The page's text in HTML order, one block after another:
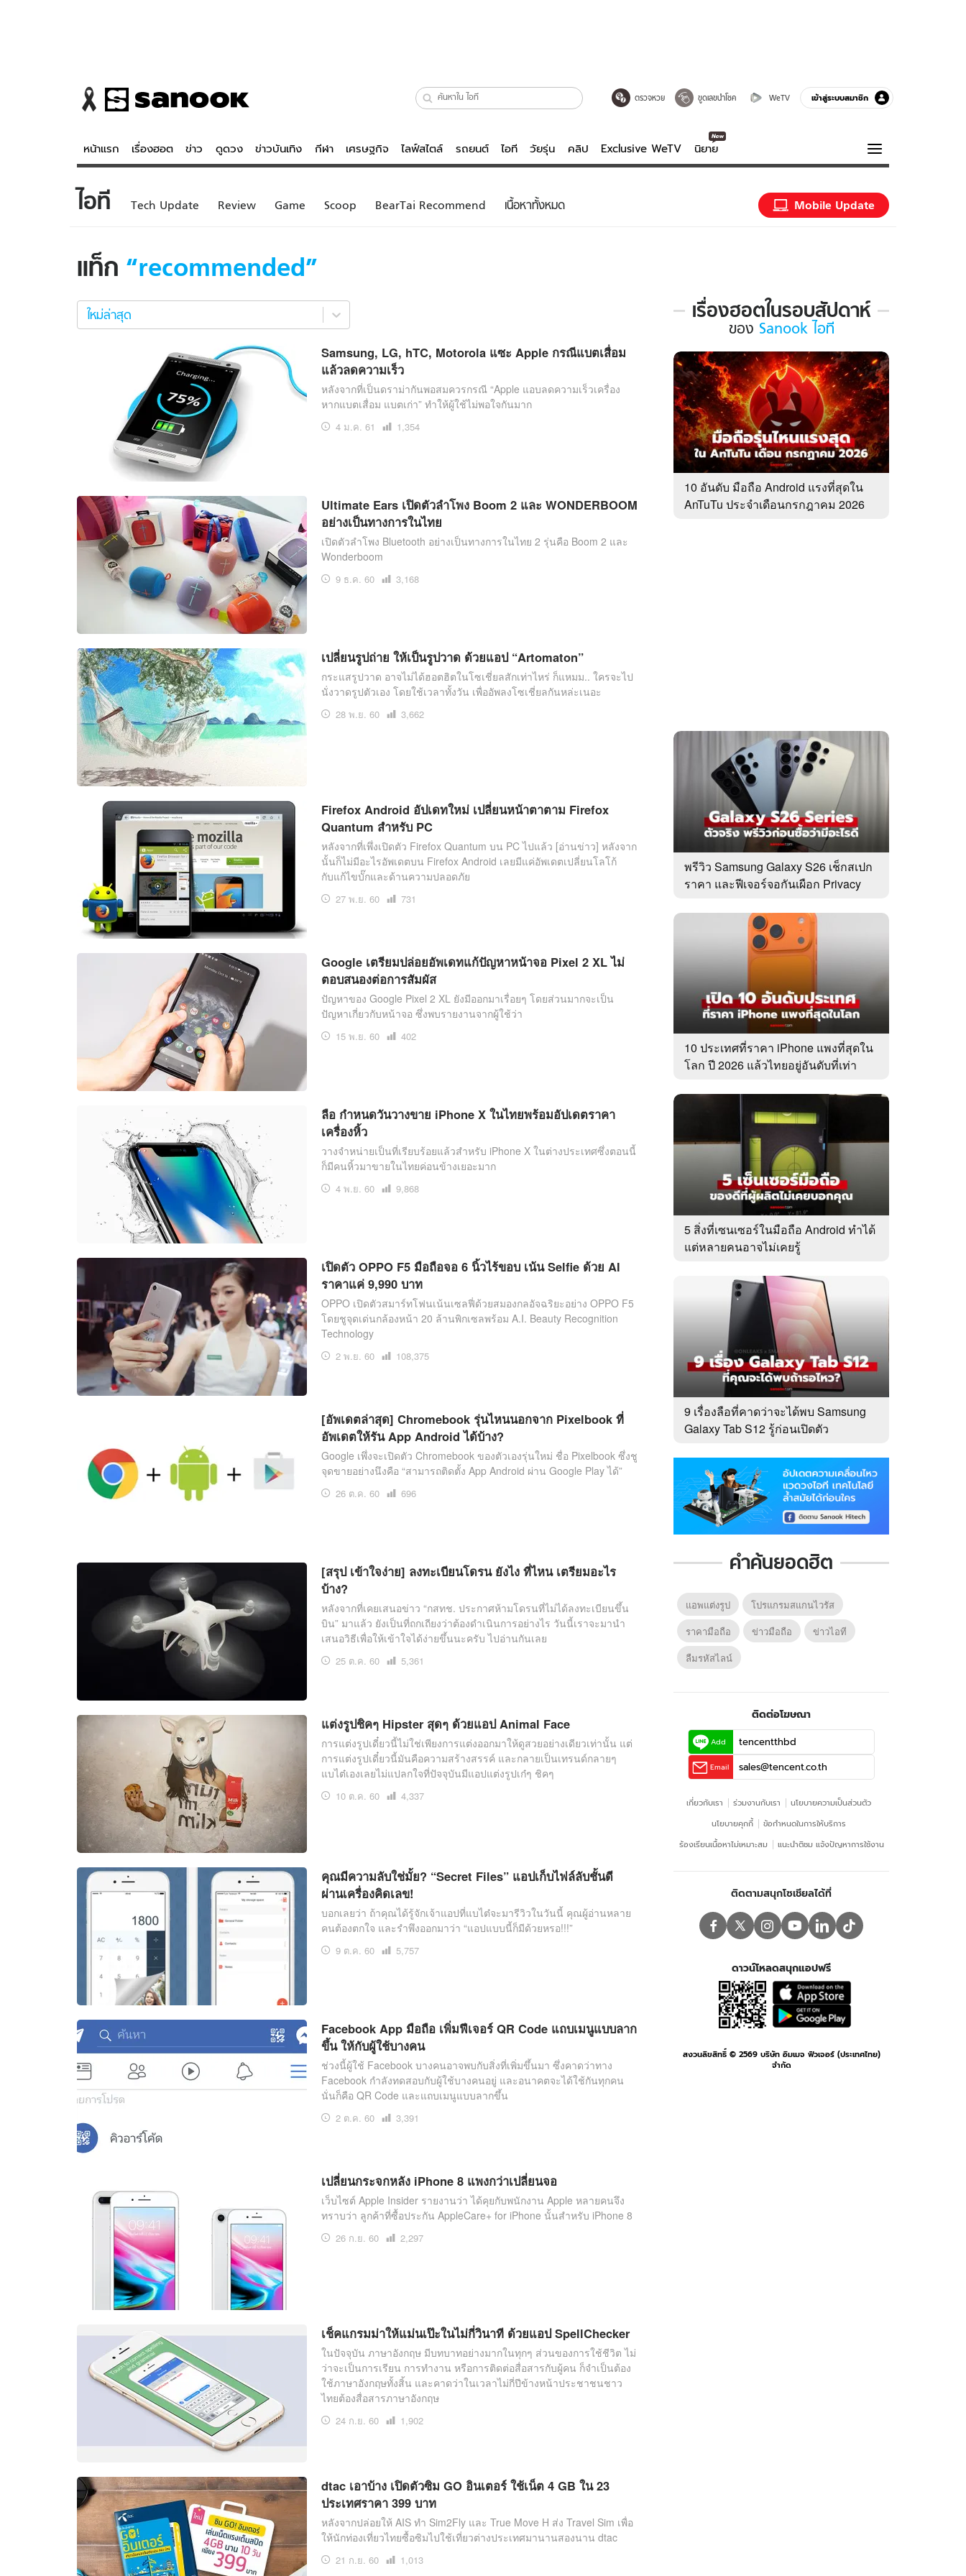
ตรวจหวย ขูดเลขนำโชค WeTV เข้าสู่ระบบสมาชิก
หน้าแรก เรื่องฮอต ข่าว ดูดวง ข่าวบันเทิง กีฬา เศรษฐกิจ ไลฟ์สไตล์ รถยนต์ ไอที วัยรุ่น คลิป Exclusive WeTV นิยาย
ข่าว
ข่าวบันเทิง
ข่าวเศรษฐกิจ
ดูดวง - ตรวจหวย
สถิติหวยไทย
ไลฟ์สไตล์
สุขภาพ
Tasteful Thailand
ดูทีวี
Exclusive WeTV
ความรู้รอบตัว
ฮาวทู
ดาวน์โหลดสนุกแอปฟรี ติดต่อโฆษณา
tencentthbd sales@tencent.co.th
สงวนลิขสิทธิ์ ©2569 บริษัท อิมเมจ ฟิวเจอร์ (ประเทศไทย) จำกัด
ไอที Tech Update Review Game Scoop BearTai Recommend เนื้อหาทั้งหมด Mobile Update
แท็ก recommended
ใหม่
ล่าสุด
ใหม่ล่าสุด
Samsung, LG, hTC, Motorola แซะ Apple กรณีแบตเสื่อม
แล้วลดความเร็ว
หลังจากที่เป็นดราม่ากันพอสมควรกรณี “Apple แอบลดความเร็วเครื่อง
หากแบตเสื่อม แบตเก่า” ทำให้ผู้ใช้ไม่พอใจกันมาก
4 ม.ค. 61
เปิด
1,354
Ultimate Ears เปิดตัวลำโพง Boom 2 และ WONDERBOOM
อย่างเป็นทางการในไทย
เปิดตัวลำโพง Bluetooth อย่างเป็นทางการในไทย 2 รุ่นคือ Boom 2 และ
Wonderboom
9 ธ.ค. 60
เปิด
3,168
เปลี่ยนรูปถ่าย ให้เป็นรูปวาด ด้วยแอป “Artomaton”
กระแสรูปวาด อาจไม่ได้ฮอตฮิตในโซเชี่ยลสักเท่าไหร่ ก็แหมม.. ใครจะไป
นั่งวาดรูปตัวเอง โดยใช้เวลาทั้งวัน เพื่ออัพลงโซเชี่ยลกันหล่ะเนอะ
28 พ.ย. 60
เปิด
3,662
Firefox Android อัปเดทใหม่ เปลี่ยนหน้าตาตาม Firefox
Quantum สำหรับ PC
หลังจากที่เพึ่งเปิดตัว Firefox Quantum บน PC ไปแล้ว [อ่านข่าว] หลังจาก
นั้นก็ไม่มีอะไรอัพเดตบน Firefox Android เลยมีแค่อัพเดตเปลี่ยนโลโก้
กับแก้ไขบั๊กและด้านความปลอดภัย
27 พ.ย. 60
เปิด
731
Google เตรียมปล่อยอัพเดทแก้ปัญหาหน้าจอ Pixel 2 XL ไม่
ตอบสนองต่อการสัมผัส
ปัญหาของ Google Pixel 2 XL ยังมีออกมาเรื่อยๆ โดยส่วนมากจะเป็น
ปัญหาเกี่ยวกับหน้าจอ ซึ่งพบรายงานจากผู้ใช้ว่า
15 พ.ย. 60
เปิด
402
ลือ กำหนดวันวางขาย iPhone X ในไทยพร้อมอัปเดตราคา
เครื่องหิ้ว
วางจำหน่ายเป็นที่เรียบร้อยแล้วสำหรับ iPhone X ในต่างประเทศซึ่งตอนนี้
ก็มีคนหิ้วมาขายในไทยค่อนข้างเยอะมาก
4 พ.ย. 60
เปิด
9,868
เปิดตัว OPPO F5 มือถือจอ 6 นิ้วไร้ขอบ เน้น Selfie ด้วย AI
ราคาแค่ 9,990 บาท
OPPO เปิดตัวสมาร์ทโฟนเน้นเซลฟี่ด้วยสมองกลอัจฉริยะอย่าง OPPO F5
โดยชูจุดเด่นกล้องหน้า 20 ล้านพิกเซลพร้อม A.I. Beauty Recognition
Technology
2 พ.ย. 60
เปิด
108,375
[อัพเดตล่าสุด] Chromebook รุ่นไหนนอกจาก Pixelbook ที่
อัพเดตให้รัน App Android ได้บ้าง?
Google เพึ่งจะเปิดตัว Chromebook ของตัวเองรุ่นใหม่ ชื่อ Pixelbook ซึ่งชู
จุดขายอย่างนึงคือ “สามารถติดตั้ง App Android ผ่าน Google Play ได้”
26 ต.ค. 60
เปิด
696
[สรุป เข้าใจง่าย] ลงทะเบียนโดรน ยังไง ที่ไหน เตรียมอะไร
บ้าง?
หลังจากที่เคยเสนอข่าว “กสทช. ประกาศห้ามโดรนที่ไม่ได้ลงทะเบียนขึ้น
บิน” มาแล้ว ยังเป็นที่ถกเถียงว่าต้องดำเนินการอย่างไร วันนี้เราจะมานำ
เสนอวิธีเพื่อให้เข้าใจได้ง่ายขึ้นนะครับ ไปอ่านกันเลย
25 ต.ค. 60
เปิด
5,361
แต่งรูปชิคๆ Hipster สุดๆ ด้วยแอป Animal Face
การแต่งรูปเดี๋ยวนี้ไม่ใช่เพียงการแต่งออกมาให้ดูสวยอย่างเดียวเท่านั้น แต่
การแต่งรูปเดี๋ยวนี้มันคือความสร้างสรรค์ และกลายเป็นเทรนด์กลายๆ
แบไต๋เองเลยไม่แปลกใจที่ปัจจุบันมีแอปแต่งรูปเก๋ๆ ชิคๆ
10 ต.ค. 60
เปิด
4,337
คุณมีความลับใช่มั้ย? “Secret Files” แอปเก็บไฟล์ลับชั้นดี
ผ่านเครื่องคิดเลข!
บอกเลยว่า ถ้าคุณได้รู้จักเจ้าแอปที่แบไต๋จะมารีวิวในวันนี้ คุณผู้อ่านหลาย
คนต้องตกใจ และรำพึงออกมาว่า “แอปแบบนี้ก็มีด้วยหรอ!!!”
9 ต.ค. 60
เปิด
5,757
Facebook App มือถือ เพิ่มฟีเจอร์ QR Code แถบเมนูแบบลาก
ขึ้น ให้กับผู้ใช้บางคน
ช่วงนี้ผู้ใช้ Facebook บางคนอาจพบกับสิ่งที่เพิ่มขึ้นมา ซึ่งคาดว่าทาง
Facebook กำลังทดสอบกับผู้ใช้บางคนอยู่ และอนาคตจะได้ใช้กันทุกคน
นั่นก็คือ QR Code และแถบเมนูแบบลากขึ้น
2 ต.ค. 60
เปิด
3,391
เปลี่ยนกระจกหลัง iPhone 8 แพงกว่าเปลี่ยนจอ
เว็บไซต์ Apple Insider รายงานว่า ได้คุยกับพนักงาน Apple หลายคนจึง
ทราบว่า ลูกค้าที่ซื้อประกัน AppleCare+ for iPhone นั้นสำหรับ iPhone 8
26 ก.ย. 60
เปิด
2,297
เช็คแกรมม่าให้แม่นเป๊ะในไม่กี่วินาที ด้วยแอป SpellChecker
ในปัจจุบัน ภาษาอังกฤษ มีบทบาทอย่างมากในทุกๆ ส่วนของการใช้ชีวิต ไม่
ว่าจะเป็นการเรียน การทำงาน หรือการติดต่อสื่อสารกับผู้คน ก็จำเป็นต้อง
ใช้ภาษาอังกฤษทั้งสิ้น และคาดว่าในเวลาไม่กี่ปีข้างหน้าประชาชนชาว
ไทยต้องสื่อสารภาษาอังกฤษ
24 ก.ย. 60
เปิด
1,902
dtac เอาบ้าง เปิดตัวซิม GO อินเตอร์ ใช้เน็ต 4 GB ใน 23
ประเทศราคา 399 บาท
หลังจากปล่อยให้ AIS ทำ Sim2Fly และ True Move H ส่ง Travel Sim เพื่อ
ให้นักท่องเที่ยวไทยซื้อซิมไปใช้เที่ยวต่างประเทศมานานสองนาน dtac
21 ก.ย. 60
เปิด
1,013
เรื่องฮอตในรอบสัปดาห์
เรื่อง
ใน
รอบ
สัปดาห์
ของ
Sanook
ไอที
ของ Sanook ไอที
10 อันดับ มือถือ Android แรงที่สุดใน
AnTuTu ประจำเดือนกรกฎาคม 2026
พรีวิว Samsung Galaxy S26 เช็กสเปก
ราคา และฟีเจอร์จอกันเผือก Privacy
10 ประเทศที่ราคา iPhone แพงที่สุดใน
โลก ปี 2026 แล้วไทยอยู่อันดับที่เท่า
5 สิ่งที่เซนเซอร์ในมือถือ Android ทำได้
แต่หลายคนอาจไม่เคยรู้
9 เรื่องลือที่คาดว่าจะได้พบ Samsung
Galaxy Tab S12 รู้ก่อนเปิดตัว
คำค้นยอดฮิต
แอพแต่งรูป
โปรแกรมสแกนไวรัส
ราคามือถือ
ข่าวมือถือ
ข่าวไอที
ลืมรหัสไลน์
ติดต่อโฆษณา
Add tencentthbd
Email sales@tencent.co.th
เกี่ยวกับเรา ร่วมงานกับเรา
นโยบายความเป็นส่วนตัว
นโยบายคุกกี้
ข้อกําหนดในการให้บริการ
ร้องเรียนเนื้อหาไม่เหมาะสม
แนะนำติชม แจ้งปัญหาการใช้งาน
ติดตามสนุกโซเชียลได้ที่
ดาวน์โหลดสนุกแอปฟรี
สงวนลิขสิทธิ์ © 2569บริษัท อิมเมจ ฟิวเจอร์ (ประเทศไทย)
จำกัด